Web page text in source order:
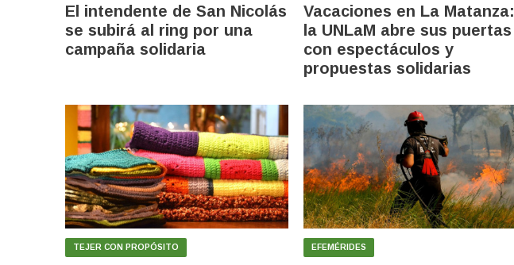
El intendente de San Nicolás
se subirá al ring por una
campaña solidaria
Vacaciones en La Matanza:
la UNLaM abre sus puertas
con espectáculos y
propuestas solidarias
TEJER CON PROPÓSITO EFEMÉRIDES